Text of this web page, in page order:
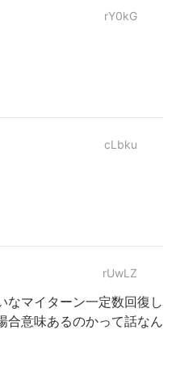
rY0kG
cLbku
rUwLZ
なマイターン一定数回復し
合意味あるのかって話なん